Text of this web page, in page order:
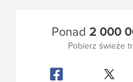
Ponad 2 000
Pobierz świeże